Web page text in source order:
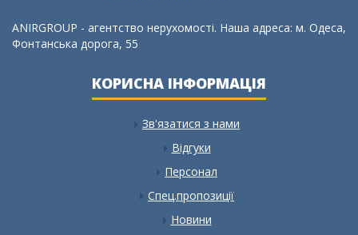
ANIRGROUP - агентство нерухомості. Наша адреса: м. Одеса,
Фонтанська дорога, 55
КОРИСНА ІНФОРМАЦІЯ
Зв'язатися з нами
Відгуки
Персонал
Спец.пропозиції
Новини